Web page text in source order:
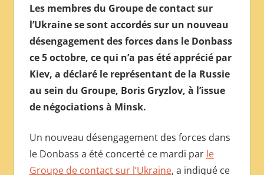
PRESS
REVIEW
——
ОБЗОР
МЕЖДУНАРОДНОЙ
ПРЕССЫ
Les membres du Groupe de contact sur
l’Ukraine se sont accordés sur un nouveau
désengagement des forces dans le Donbass
ce 5 octobre, ce qui n’a pas été apprécié par
Kiev, a déclaré le représentant de la Russie
au sein du Groupe, Boris Gryzlov, à l’issue
de négociations à Minsk.
Un nouveau désengagement des forces dans
le Donbass a été concerté ce mardi par le
Groupe de contact sur l’Ukraine, a indiqué ce